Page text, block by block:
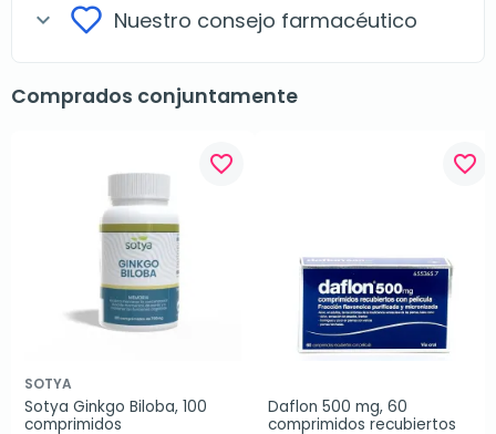
expand_more Nuestro consejo farmacéutico
Comprados conjuntamente
favorite_border
SOTYA
Sotya Ginkgo Biloba, 100
comprimidos
favorite_border
Daflon 500 mg, 60
comprimidos recubiertos